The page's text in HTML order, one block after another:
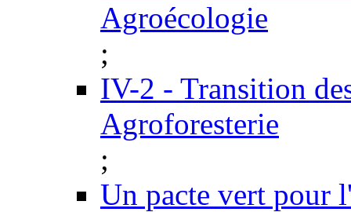
Agroécologie
;
IV-2 - Transition
Agroforesterie
;
Un pacte vert pour